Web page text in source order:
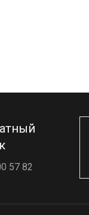
57 82